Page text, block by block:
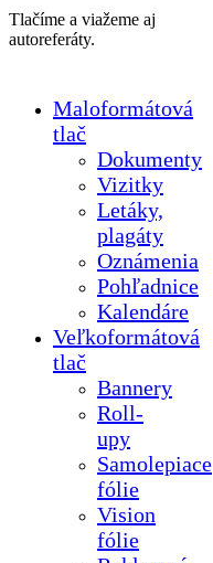
Tlačíme a viažeme aj
autoreferáty.
Maloformátová
tlač
Dokumenty
Vizitky
Letáky,
plagáty
Oznámenia
Pohľadnice
Kalendáre
Veľkoformátová
tlač
Bannery
Roll-
upy
Samolepiace
fólie
Vision
fólie